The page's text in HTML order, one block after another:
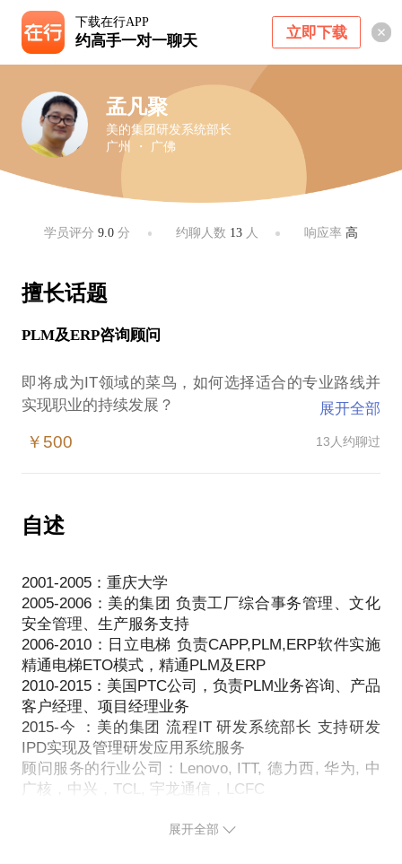
下载在行APP
约高手一对一聊天 立即下载
孟凡聚
美的集团研发系统部长
广州 ・ 广佛
学员评分9.0 分 约聊人数 13人 响应率 高
擅长话题
PLM及ERP咨询顾问
即将成为IT领域的菜鸟，如何选择适合的专业路线并
实现职业的持续发展？
如何转型去做一名PLM/ERP软件咨询顾问？
及ALM软件产品，你所面临的困惑和通道在哪？
如何高质量管控IT项目的实施及交付，如何拨乱除
大化？
专业知识话题分享：IPD实践与研发项目管理模式探
讨，产品生命周期管理应用经验及ERP应用经验分
享，软件管理解决方案，项目经理和产品经理的管理
展开全部
￥500 13人约聊过
自述
2001-2005：重庆大学
2005-2006：美的集团 负责工厂综合事务管理、文化
安全管理、生产服务支持
2006-2010：日立电梯 负责CAPP,PLM,ERP软件实施
精通电梯ETO模式，精通PLM及ERP
2010-2015：美国PTC公司，负责PLM业务咨询、产品
客户经理、项目经理业务
2015-今 ：美的集团 流程IT 研发系统部长 支持研发
IPD实现及管理研发应用系统服务
顾问服务的行业公司：Lenovo, ITT, 德力西, 华为, 中
展开全部